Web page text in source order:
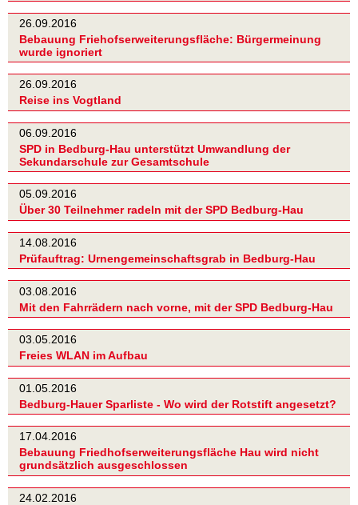
26.09.2016
Bebauung Friehofserweiterungsfläche: Bürgermeinung
wurde ignoriert
26.09.2016
Reise ins Vogtland
06.09.2016
SPD in Bedburg-Hau unterstützt Umwandlung der
Sekundarschule zur Gesamtschule
05.09.2016
Über 30 Teilnehmer radeln mit der SPD Bedburg-Hau
14.08.2016
Prüfauftrag: Urnengemeinschaftsgrab in Bedburg-Hau
03.08.2016
Mit den Fahrrädern nach vorne, mit der SPD Bedburg-Hau
03.05.2016
Freies WLAN im Aufbau
01.05.2016
Bedburg-Hauer Sparliste - Wo wird der Rotstift angesetzt?
17.04.2016
Bebauung Friedhofserweiterungsfläche Hau wird nicht
grundsätzlich ausgeschlossen
24.02.2016